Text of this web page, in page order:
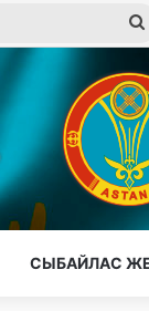
СЫБАЙЛАС